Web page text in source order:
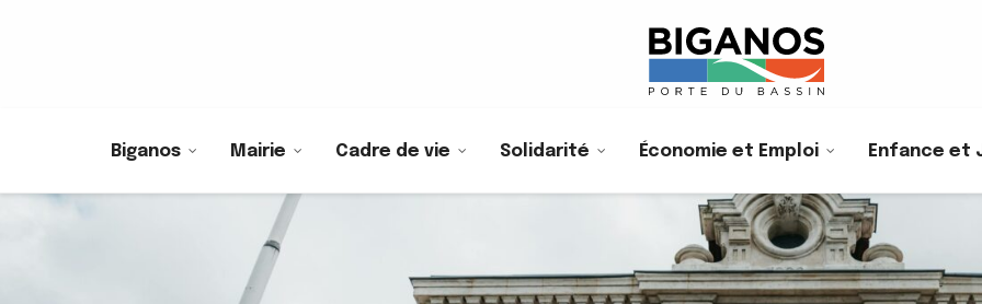
Biganos Mairie Cadre de vie Solidarité Économie et Emploi Enfance et